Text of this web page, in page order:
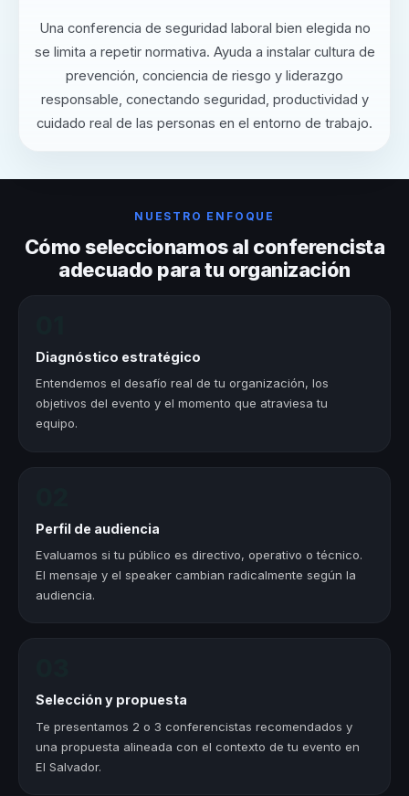
Una conferencia de seguridad laboral bien elegida no
se limita a repetir normativa. Ayuda a instalar cultura de
prevención, conciencia de riesgo y liderazgo
responsable, conectando seguridad, productividad y
cuidado real de las personas en el entorno de trabajo.
NUESTRO ENFOQUE
Cómo seleccionamos al conferencista
adecuado para tu organización
Diagnóstico estratégico
Entendemos el desafío real de tu organización, los
objetivos del evento y el momento que atraviesa tu
equipo.
Perfil de audiencia
Evaluamos si tu público es directivo, operativo o técnico.
El mensaje y el speaker cambian radicalmente según la
audiencia.
Selección y propuesta
Te presentamos 2 o 3 conferencistas recomendados y
una propuesta alineada con el contexto de tu evento en
El Salvador.